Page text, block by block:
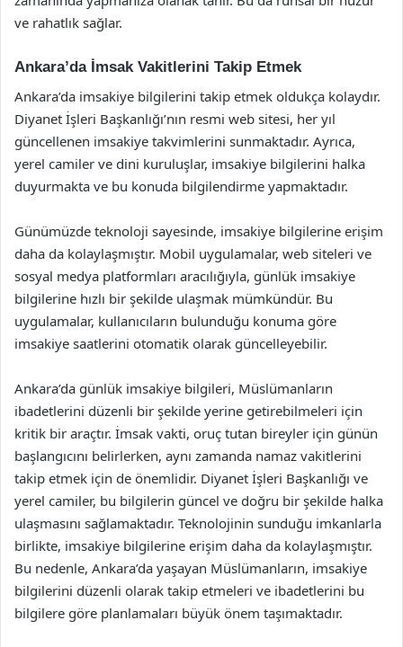
ve rahatlık sağlar.
Ankara’da İmsak Vakitlerini Takip Etmek
Ankara’da imsakiye bilgilerini takip etmek oldukça kolaydır.
Diyanet İşleri Başkanlığı’nın resmi web sitesi, her yıl
güncellenen imsakiye takvimlerini sunmaktadır. Ayrıca,
yerel camiler ve dini kuruluşlar, imsakiye bilgilerini halka
duyurmakta ve bu konuda bilgilendirme yapmaktadır.
Günümüzde teknoloji sayesinde, imsakiye bilgilerine erişim
daha da kolaylaşmıştır. Mobil uygulamalar, web siteleri ve
sosyal medya platformları aracılığıyla, günlük imsakiye
bilgilerine hızlı bir şekilde ulaşmak mümkündür. Bu
uygulamalar, kullanıcıların bulunduğu konuma göre
imsakiye saatlerini otomatik olarak güncelleyebilir.
Ankara’da günlük imsakiye bilgileri, Müslümanların
ibadetlerini düzenli bir şekilde yerine getirebilmeleri için
kritik bir araçtır. İmsak vakti, oruç tutan bireyler için günün
başlangıcını belirlerken, aynı zamanda namaz vakitlerini
takip etmek için de önemlidir. Diyanet İşleri Başkanlığı ve
yerel camiler, bu bilgilerin güncel ve doğru bir şekilde halka
ulaşmasını sağlamaktadır. Teknolojinin sunduğu imkanlarla
birlikte, imsakiye bilgilerine erişim daha da kolaylaşmıştır.
Bu nedenle, Ankara’da yaşayan Müslümanların, imsakiye
bilgilerini düzenli olarak takip etmeleri ve ibadetlerini bu
bilgilere göre planlamaları büyük önem taşımaktadır.